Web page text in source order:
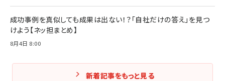
成功事例を真似しても成果は出ない！？「自社だけの答え」を見つ
けよう【ネッ担まとめ】
8月4日 8:00
新着記事をもっと見る